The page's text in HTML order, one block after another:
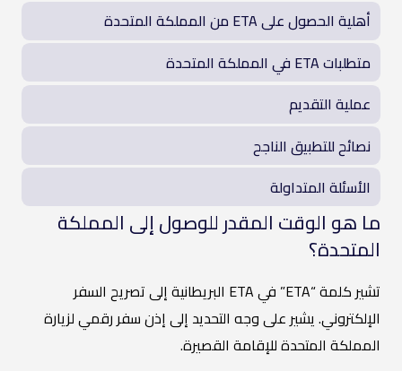
أهلية الحصول على ETA من المملكة المتحدة
متطلبات ETA في المملكة المتحدة
عملية التقديم
نصائح للتطبيق الناجح
الأسئلة المتداولة
ما هو الوقت المقدر للوصول إلى المملكة
المتحدة؟
تشير كلمة “ETA” في ETA البريطانية إلى تصريح السفر
الإلكتروني. يشير على وجه التحديد إلى إذن سفر رقمي لزيارة
المملكة المتحدة للإقامة القصيرة.